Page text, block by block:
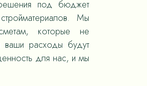
под бюджет
Мы
которые не
ваши расходы будут
для нас, и мы